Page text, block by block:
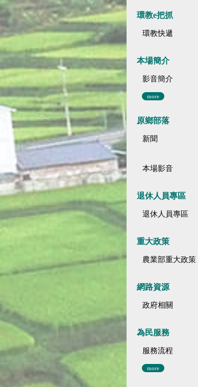
環教e把抓
環教快遞
本場簡介
影音簡介
more
原鄉部落
新聞
本場影音
退休人員專區
退休人員專區
重大政策
農業部重大政策
網路資源
政府相關
為民服務
服務流程
more